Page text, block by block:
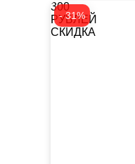
- 31%
300
РУБЛЕЙ
СКИДКА